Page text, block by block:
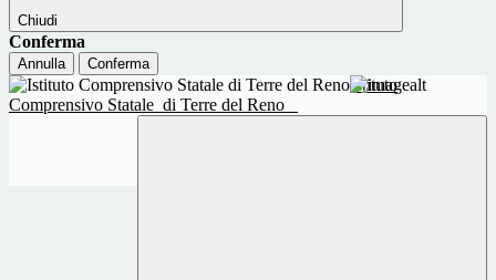
Chiudi
Conferma
Annulla Conferma
Istituto
Comprensivo Statale di Terre del Reno